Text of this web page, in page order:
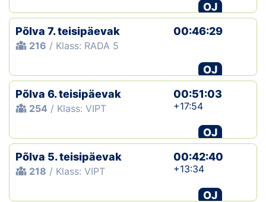
OJ
Põlva 7. teisipäevak
216 / Klass: RADA 5
00:46:29
OJ
Põlva 6. teisipäevak
254 / Klass: VIPT
00:51:03
+17:54
OJ
Põlva 5. teisipäevak
218 / Klass: VIPT
00:42:40
+13:34
OJ